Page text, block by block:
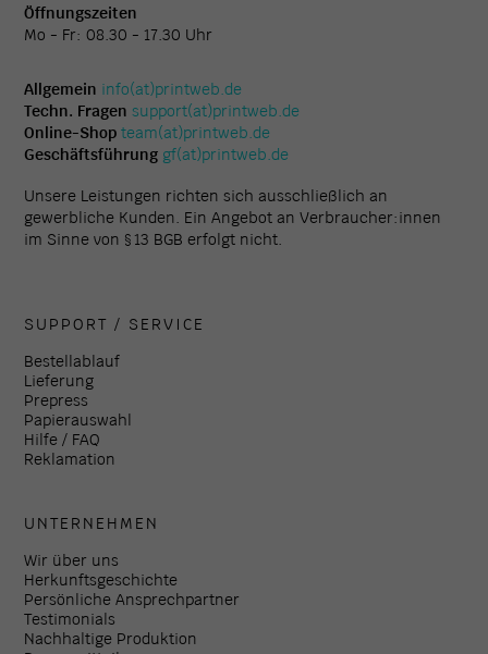
Öffnungszeiten
Mo - Fr: 08.30 - 17.30 Uhr
Allgemein info(at)printweb.de
Techn. Fragen support(at)printweb.de
Online-Shop team(at)printweb.de
Geschäftsführung gf(at)printweb.de
Unsere Leistungen richten sich ausschließlich an
gewerbliche Kunden. Ein Angebot an Verbraucher:innen
im Sinne von § 13 BGB erfolgt nicht.
SUPPORT / SERVICE
Bestellablauf
Lieferung
Prepress
Papierauswahl
Hilfe / FAQ
Reklamation
UNTERNEHMEN
Wir über uns
Herkunftsgeschichte
Persönliche Ansprechpartner
Testimonials
Nachhaltige Produktion